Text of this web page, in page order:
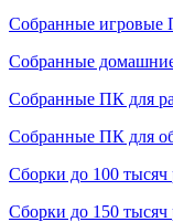
Собранные игровые
Собранные
Собранные ПК для
Собранные ПК для
Сборки до 100 тысяч
Сборки до 150 тысяч